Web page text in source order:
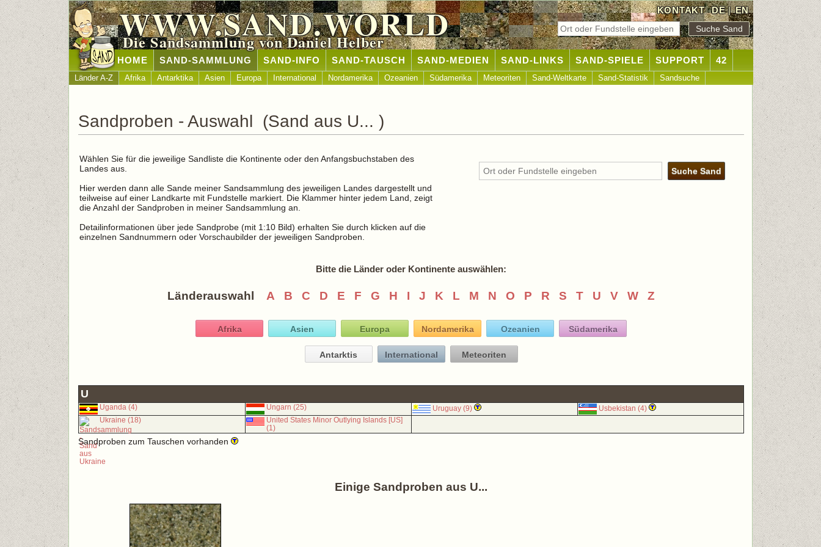
KONTAKT DE|EN
WWW.SAND.WORLD
Die Sandsammlung von Daniel Helber
HOME SAND-SAMMLUNG SAND-INFO SAND-TAUSCH SAND-MEDIEN SAND-LINKS SAND-SPIELE SUPPORT 42
Länder A-Z Afrika Antarktika Asien Europa International Nordamerika Ozeanien Südamerika Meteoriten Sand-Weltkarte Sand-Statistik Sandsuche
Sandproben - Auswahl (Sand aus U... )
Wählen Sie für die jeweilige Sandliste die Kontinente oder den Anfangsbuchstaben des
Landes aus.
Hier werden dann alle Sande meiner Sandsammlung des jeweiligen Landes dargestellt und
teilweise auf einer Landkarte mit Fundstelle markiert. Die Klammer hinter jedem Land, zeigt
die Anzahl der Sandproben in meiner Sandsammlung an.
Detailinformationen über jede Sandprobe (mit 1:10 Bild) erhalten Sie durch klicken auf die
einzelnen Sandnummern oder Vorschaubilder der jeweiligen Sandproben.
Bitte die Länder oder Kontinente auswählen:
Länderauswahl A B C D E F G H I J K L M N O P R S T U V W Z
Afrika Asien Europa Nordamerika Ozeanien Südamerika
Antarktis International Meteoriten
U
Uganda (4) Ungarn (25) Uruguay (9)
Usbekistan (4)
Ukraine (18)
United States Minor Outlying Islands [US]
(1)
Sandproben zum Tauschen vorhanden
Einige Sandproben aus U...